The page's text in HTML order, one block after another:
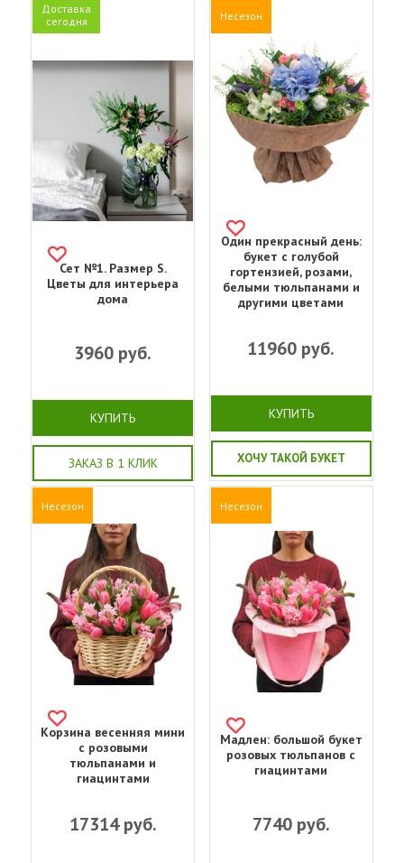
Доставка
сегодня
Сет №1. Размер S.
Цветы для интерьера
дома
3960 руб.
КУПИТЬ
ЗАКАЗ В 1 КЛИК
Несезон
Один прекрасный день:
букет с голубой
гортензией, розами,
белыми тюльпанами и
другими цветами
11960 руб.
КУПИТЬ
ХОЧУ ТАКОЙ БУКЕТ
Несезон
Корзина весенняя мини
с розовыми
тюльпанами и
гиацинтами
17314руб.
Несезон
Мадлен: большой букет
розовых тюльпанов с
гиацинтами
7740руб.